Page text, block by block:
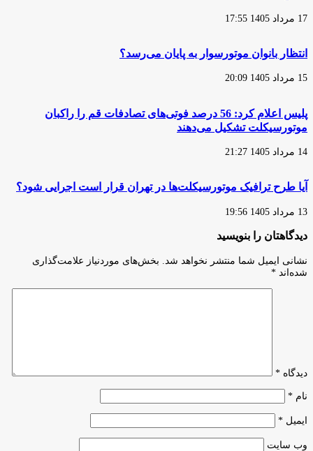
ساله‌
17 مرداد 1405 17:55
انتظار بانوان موتورسوار به پایان می‌رسد؟
15 مرداد 1405 20:09
پلیس اعلام کرد: 56 درصد فوتی‌های تصادفات قم را راکبان
موتورسیکلت تشکیل می‌دهند
14 مرداد 1405 21:27
آیا طرح ترافیک موتورسیکلت‌ها در تهران قرار است اجرایی شود؟
13 مرداد 1405 19:56
دیدگاهتان را بنویسید
نشانی ایمیل شما منتشر نخواهد شد.
بخش‌های موردنیاز علامت‌گذاری
شده‌اند *
دیدگاه *
نام *
ایمیل *
وب‌ سایت